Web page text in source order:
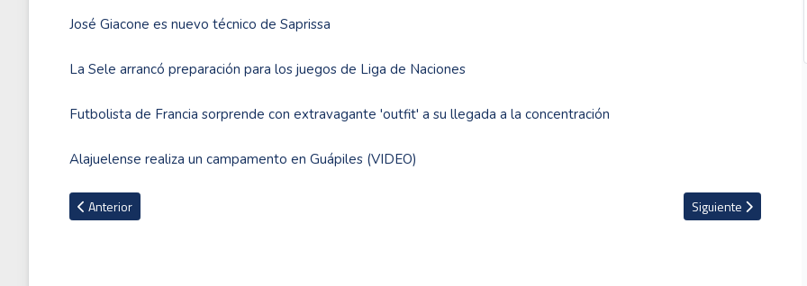
José Giacone es nuevo técnico de Saprissa
La Sele arrancó preparación para los juegos de Liga de Naciones
Futbolista de Francia sorprende con extravagante 'outfit' a su llegada a la concentración
Alajuelense realiza un campamento en Guápiles (VIDEO)
Artículo anterior: 'La Sele' cuenta con 11 sparrings para preparar juego ante Surinam
Anterior Artículo siguiente: La
Siguiente